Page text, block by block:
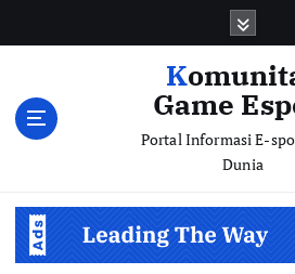
Komunitas
Game
Portal Informasi E-
Dunia